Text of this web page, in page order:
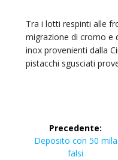
Tra i lotti respinti alle
migrazione di cromo e
inox provenienti dalla
pistacchi sgusciati
articoliPrecedente:
Articolo
precedente:
Deposito con 50 mila
falsi